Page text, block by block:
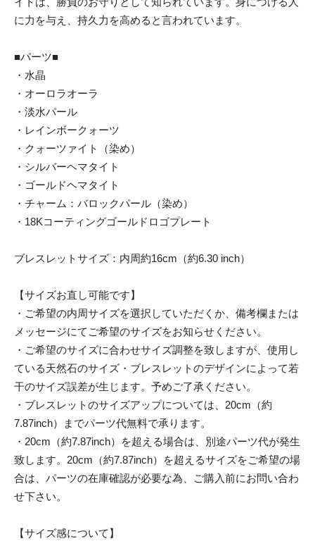
に力を与え、持久力を高めると言われています。
■パーツ■
・水晶
・オーロラオーラ
・淡水パール
・レインボークォーツ
・クォーツァイト（染め）
・シルバーヘマタイト
・ゴールドヘマタイト
・チャーム：バロックパール（染め）
・18Kコーティングゴールドロゴプレート
ブレスレットサイズ：内周約16cm（約6.30 inch）
【サイズお直し可能です】
・ご希望の内周サイズを選択していただくか、備考欄または
メッセージにてご希望のサイズをお知らせください。
・ご希望のサイズに合わせサイズ調整を致しますが、使用し
ている天然石のサイズ・ブレスレットのデザインによって若
干のサイズ誤差が生じます。予めご了承ください。
・ブレスレットのサイズアップについては、20cm（約
7.87inch）までパーツ代無料で承ります。
・20cm（約7.87inch）を超える場合は、別途パーツ代が発生
致します。20cm（約7.87inch）を超えるサイズをご希望の場
合は、パーツの在庫確認が必要な為、ご購入前にお問い合わ
せ下さい。
【サイズ感について】